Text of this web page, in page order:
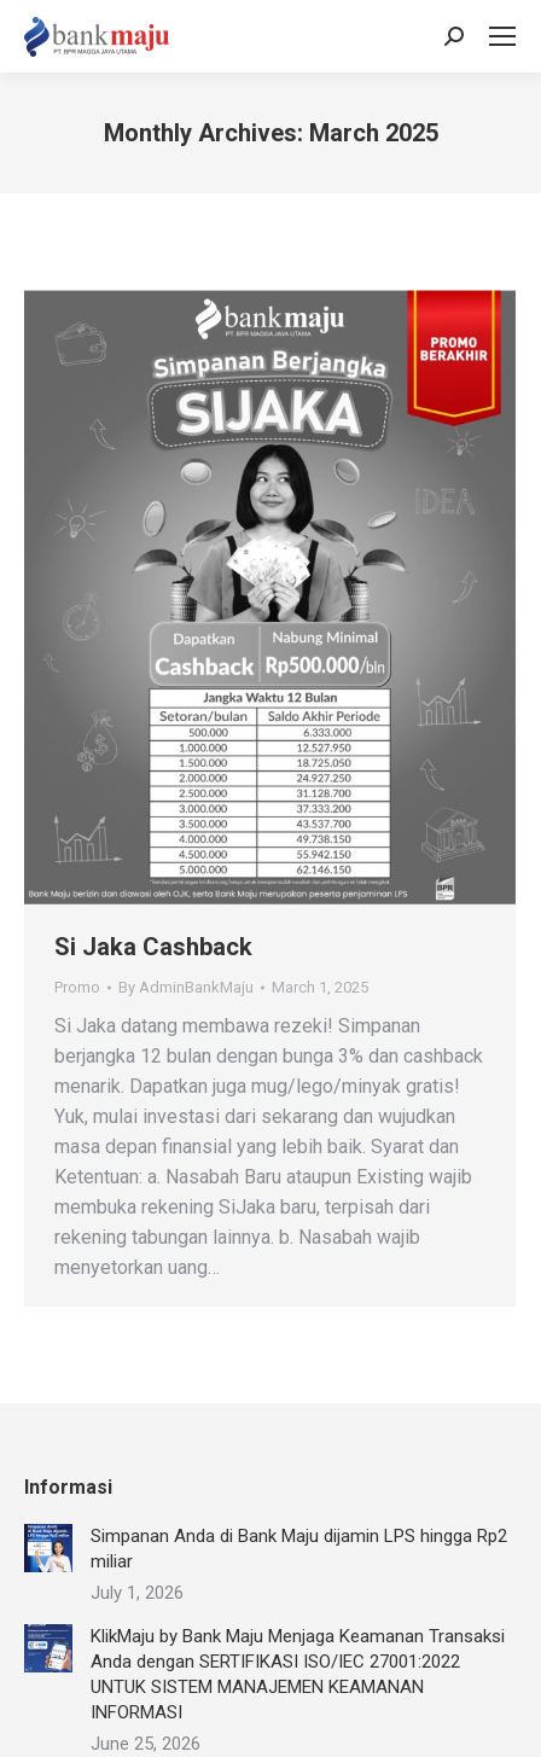
Search:
Monthly Archives: March 2025
Si Jaka Cashback
Promo By AdminBankMaju March 1, 2025
Si Jaka datang membawa rezeki! Simpanan
berjangka 12 bulan dengan bunga 3% dan cashback
menarik. Dapatkan juga mug/lego/minyak gratis!
Yuk, mulai investasi dari sekarang dan wujudkan
masa depan finansial yang lebih baik. Syarat dan
Ketentuan: a. Nasabah Baru ataupun Existing wajib
membuka rekening SiJaka baru, terpisah dari
rekening tabungan lainnya. b. Nasabah wajib
menyetorkan uang…
Informasi
Simpanan Anda di Bank Maju dijamin LPS hingga Rp2
miliar
July 1, 2026
KlikMaju by Bank Maju Menjaga Keamanan Transaksi
Anda dengan SERTIFIKASI ISO/IEC 27001:2022
UNTUK SISTEM MANAJEMEN KEAMANAN
INFORMASI
June 25, 2026